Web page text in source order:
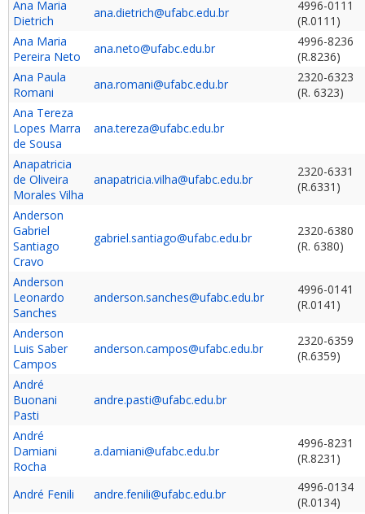
Ana Maria
Dietrich
ana.dietrich@ufabc.edu.br
4996-0111
(R.0111)
Ana Maria
Pereira Neto
ana.neto@ufabc.edu.br
4996-8236
(R.8236)
Ana Paula
Romani
ana.romani@ufabc.edu.br
2320-6323
(R. 6323)
Ana Tereza
Lopes Marra
de Sousa
ana.tereza@ufabc.edu.br
Anapatricia
de Oliveira
Morales Vilha
anapatricia.vilha@ufabc.edu.br
2320-6331
(R.6331)
Anderson
Gabriel
Santiago
Cravo
gabriel.santiago@ufabc.edu.br
2320-6380
(R. 6380)
Anderson
Leonardo
Sanches
anderson.sanches@ufabc.edu.br
4996-0141
(R.0141)
Anderson
Luis Saber
Campos
anderson.campos@ufabc.edu.br
2320-6359
(R.6359)
André
Buonani
Pasti
andre.pasti@ufabc.edu.br
André
Damiani
Rocha
a.damiani@ufabc.edu.br
4996-8231
(R.8231)
André Fenili andre.fenili@ufabc.edu.br
4996-0134
(R.0134)